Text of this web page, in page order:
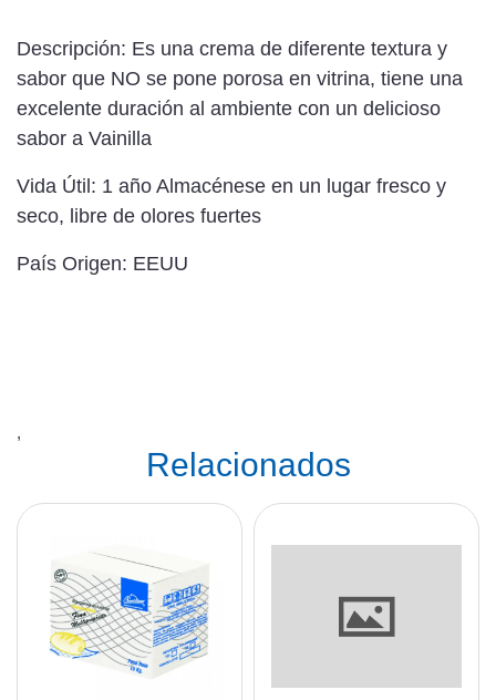
Descripción: Es una crema de diferente textura y
sabor que NO se pone porosa en vitrina, tiene una
excelente duración al ambiente con un delicioso
sabor a Vainilla
Vida Útil: 1 año Almacénese en un lugar fresco y
seco, libre de olores fuertes
País Origen: EEUU
,
Relacionados